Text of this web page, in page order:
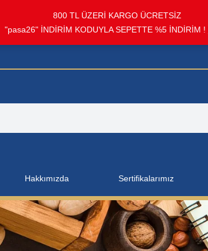
800 TL ÜZERİ KARGO ÜCRETSİZ
"pasa26" İNDİRİM KODUYLA SEPETTE %5 İNDİRİM !
Hakkımızda Sertifikalarımız